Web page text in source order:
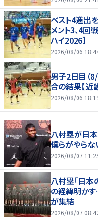
ベスト4進出
メント3、4回
ハイ2026】
2026/08/06
男子2日目（
合の結果【近
2026/08/06
八村塁が日
僕らがやらな
2026/08/07
八村塁「日本
の経緯明か
が集結
2026/08/07